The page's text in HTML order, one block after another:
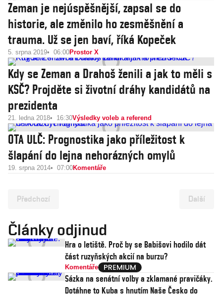
Zeman je nejúspěšnější, zapsal se do
historie, ale změnilo ho zesměšnění a
trauma. Už se jen baví, říká Kopeček
5. srpna 2019 06:00Prostor X
Kdy se Zeman a Drahoš ženili a jak to měli s
KSČ? Projděte si životní dráhy kandidátů na
prezidenta
21. ledna 2018 16:30Výsledky voleb a referend
OTA ULČ: Prognostika jako příležitost k
šlapání do lejna nehorázných omylů
19. srpna 2014 07:00Komentáře
Předchozí Další
Články odjinud
Hra o letiště. Proč by se Babišovi hodilo dát
část ruzyňských akcií na burzu?
Komentáře
Sázka na senátní volby a zklamané pravičáky.
Dotáhne to Kuba s hnutím Naše Česko do